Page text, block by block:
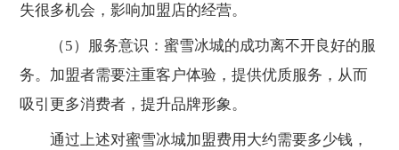
失很多机会，影响加盟店的经营。
（5）服务意识：蜜雪冰城的成功离不开良好的服
务。加盟者需要注重客户体验，提供优质服务，从而
吸引更多消费者，提升品牌形象。
通过上述对蜜雪冰城加盟费用大约需要多少钱，